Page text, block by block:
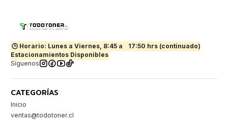
🕒 Horario: Lunes a Viernes, 8:45 a
17:50 hrs (continuado)
Estacionamientos Disponibles
Síguenos
CATEGORÍAS
Inicio
ventas@todotoner.cl